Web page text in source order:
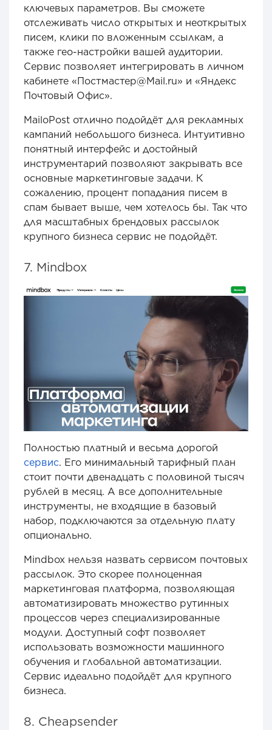
ключевых параметров. Вы сможете
отслеживать число открытых и неоткрытых
писем, клики по вложенным ссылкам, а
также гео-настройки вашей аудитории.
Сервис позволяет интегрировать в личном
кабинете «‎Постмастер@Mail.ru» и «Яндекс
Почтовый Офис».
MailoPost отлично подойдёт для рекламных
кампаний небольшого бизнеса. Интуитивно
понятный интерфейс и достойный
инструментарий позволяют закрывать все
основные маркетинговые задачи. К
сожалению, процент попадания писем в
спам бывает выше, чем хотелось бы. Так что
для масштабных брендовых рассылок
крупного бизнеса сервис не подойдёт.
7. Mindbox
Полностью платный и весьма дорогой
сервис. Его минимальный тарифный план
стоит почти двенадцать с половиной тысяч
рублей в месяц. А все дополнительные
инструменты, не входящие в базовый
набор, подключаются за отдельную плату
опционально.
Mindbox нельзя назвать сервисом почтовых
рассылок. Это скорее полноценная
маркетинговая платформа, позволяющая
автоматизировать множество рутинных
процессов через специализированные
модули. Доступный софт позволяет
использовать возможности машинного
обучения и глобальной автоматизации.
Сервис идеально подойдёт для крупного
бизнеса.
8. Cheapsender